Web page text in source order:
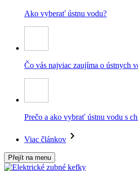
Ako vyberať ústnu vodu?
Čo vás najviac zaujíma o ústnych
Prečo a ako vybrať ústnu vodu s
Viac článkov
Přejít na menu